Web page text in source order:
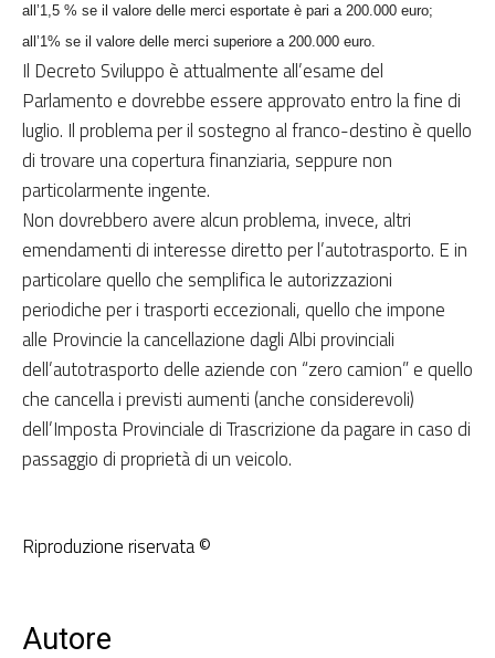
all’1,5 % se il valore delle merci esportate è pari a 200.000 euro;
all’1% se il valore delle merci superiore a 200.000 euro.
Il Decreto Sviluppo è attualmente all’esame del
Parlamento e dovrebbe essere approvato entro la fine di
luglio. Il problema per il sostegno al franco-destino è quello
di trovare una copertura finanziaria, seppure non
particolarmente ingente.
Non dovrebbero avere alcun problema, invece, altri
emendamenti di interesse diretto per l’autotrasporto. E in
particolare quello che semplifica le autorizzazioni
periodiche per i trasporti eccezionali, quello che impone
alle Provincie la cancellazione dagli Albi provinciali
dell’autotrasporto delle aziende con “zero camion” e quello
che cancella i previsti aumenti (anche considerevoli)
dell’Imposta Provinciale di Trascrizione da pagare in caso di
passaggio di proprietà di un veicolo.
Riproduzione riservata ©
Autore